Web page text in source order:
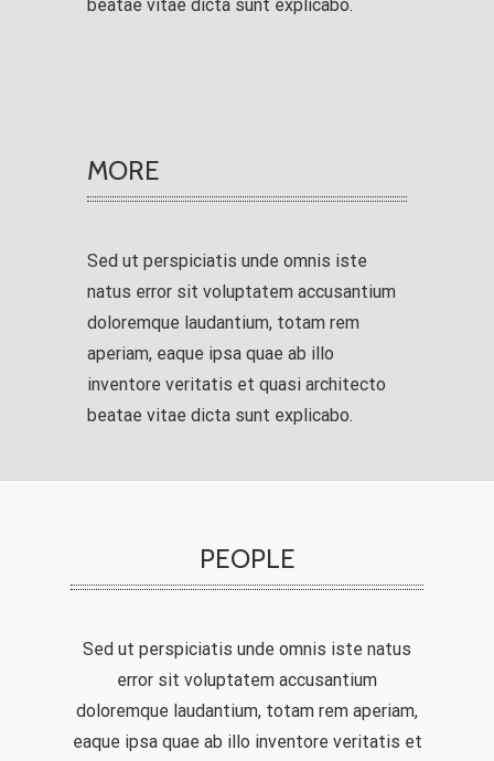
beatae vitae dicta sunt explicabo.
MORE
Sed ut perspiciatis unde omnis iste
natus error sit voluptatem accusantium
doloremque laudantium, totam rem
aperiam, eaque ipsa quae ab illo
inventore veritatis et quasi architecto
beatae vitae dicta sunt explicabo.
PEOPLE
Sed ut perspiciatis unde omnis iste natus
error sit voluptatem accusantium
doloremque laudantium, totam rem aperiam,
eaque ipsa quae ab illo inventore veritatis et